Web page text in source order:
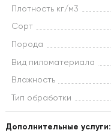
Плотность кг/м3
Сорт
Порода
Вид пиломатериала
Влажность
Тип обработки
Дополнительные услуги: